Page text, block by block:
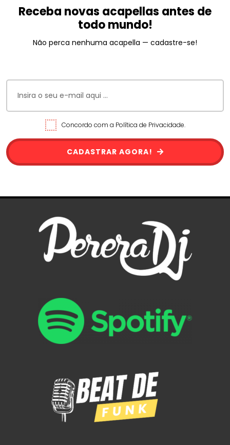
Receba novas acapellas antes de
todo mundo!
Não perca nenhuma acapella — cadastre-se!
Concordo com a Política de Privacidade.
CADASTRAR AGORA!